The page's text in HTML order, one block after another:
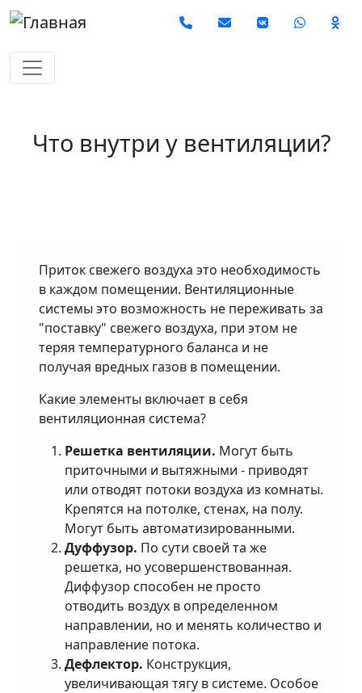
Social
Что внутри у вентиляции?
Приток свежего воздуха это необходимость
в каждом помещении. Вентиляционные
системы это возможность не переживать за
"поставку" свежего воздуха, при этом не
теряя температурного баланса и не
получая вредных газов в помещении.
Какие элементы включает в себя
вентиляционная система?
Решетка вентиляции. Могут быть
приточными и вытяжными - приводят
или отводят потоки воздуха из комнаты.
Крепятся на потолке, стенах, на полу.
Могут быть автоматизированными.
Дуффузор. По сути своей та же
решетка, но усовершенствованная.
Диффузор способен не просто
отводить воздух в определенном
направлении, но и менять количество и
направление потока.
Дефлектор. Конструкция,
увеличивающая тягу в системе. Особое